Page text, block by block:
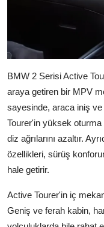
BMW 2 Serisi Active
araya getiren bir MPV
sayesinde, araca iniş
Tourer'in yüksek oturma
diz ağrılarını azaltır.
özellikleri, sürüş
hale getirir.
Active Tourer'in iç
Geniş ve ferah kabin,